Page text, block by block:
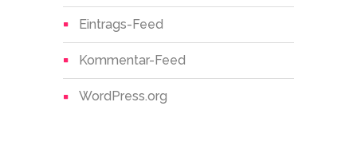
Eintrags-Feed
Kommentar-Feed
WordPress.org